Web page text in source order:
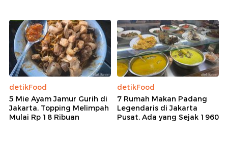
detikFood
5 Mie Ayam Jamur Gurih di
Jakarta, Topping Melimpah
Mulai Rp 18 Ribuan
detikFood
7 Rumah Makan Padang
Legendaris di Jakarta
Pusat, Ada yang Sejak 1960